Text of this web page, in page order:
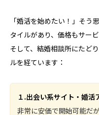
「婚活を始めたい！」そう
タイルがあり、価格もサー
そして、結婚相談所にたど
ルを経ています：
１.出会い系サイト・婚活
非常に安価で開始可能だ